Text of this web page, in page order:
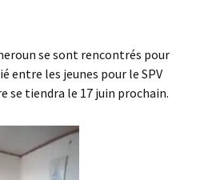
se sont rencontrés pour
entre les jeunes pour le SPV
se tiendra le 17 juin prochain.